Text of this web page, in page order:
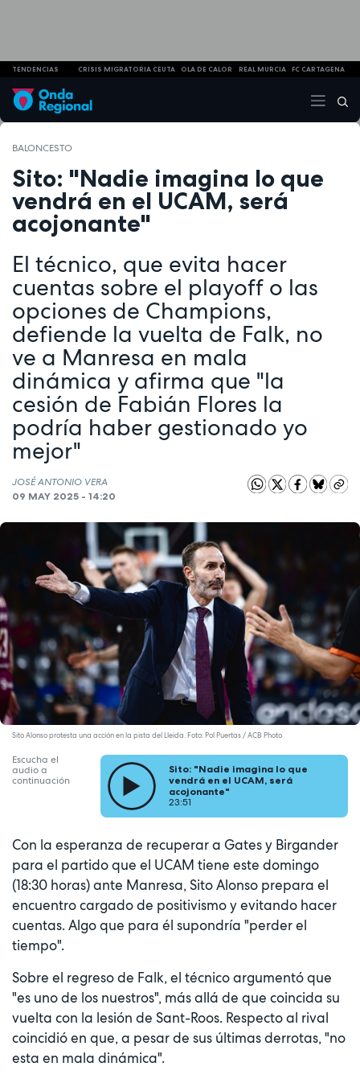
TENDENCIAS CRISIS MIGRATORIA CEUTA OLA DE CALOR REAL MURCIA FC CARTAGENA
BALONCESTO
Sito: "Nadie imagina lo que
vendrá en el UCAM, será
acojonante"
El técnico, que evita hacer
cuentas sobre el playoff o las
opciones de Champions,
defiende la vuelta de Falk, no
ve a Manresa en mala
dinámica y afirma que "la
cesión de Fabián Flores la
podría haber gestionado yo
mejor"
JOSÉ ANTONIO VERA
09 MAY 2025 - 14:20
Sito Alonso protesta una acción en la pista del Lleida. Foto: Pol Puertas / ACB Photo
Escucha el
audio a
continuación
Sito: "Nadie imagina lo que
vendrá en el UCAM, será
acojonante"
23:51
Con la esperanza de recuperar a Gates y Birgander
para el partido que el UCAM tiene este domingo
(18:30 horas) ante Manresa, Sito Alonso prepara el
encuentro cargado de positivismo y evitando hacer
cuentas. Algo que para él supondría "perder el
tiempo".
Sobre el regreso de Falk, el técnico argumentó que
"es uno de los nuestros", más allá de que coincida su
vuelta con la lesión de Sant-Roos. Respecto al rival
coincidió en que, a pesar de sus últimas derrotas, "no
esta en mala dinámica".